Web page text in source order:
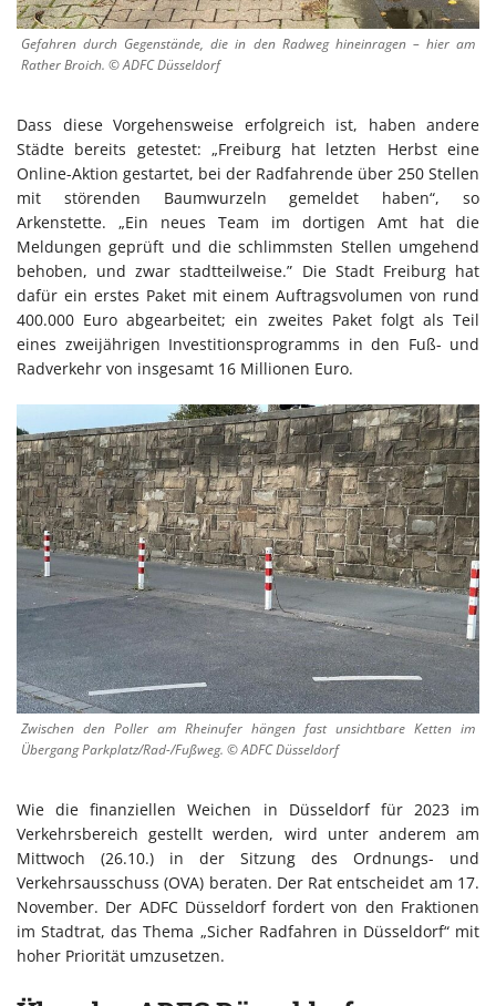
Gefahren durch Gegenstände, die in den Radweg hineinragen – hier am
Rather Broich. © ADFC Düsseldorf
Dass diese Vorgehensweise erfolgreich ist, haben andere
Städte bereits getestet: „Freiburg hat letzten Herbst eine
Online-Aktion gestartet, bei der Radfahrende über 250 Stellen
mit störenden Baumwurzeln gemeldet haben“, so
Arkenstette. „Ein neues Team im dortigen Amt hat die
Meldungen geprüft und die schlimmsten Stellen umgehend
behoben, und zwar stadtteilweise.” Die Stadt Freiburg hat
dafür ein erstes Paket mit einem Auftragsvolumen von rund
400.000 Euro abgearbeitet; ein zweites Paket folgt als Teil
eines zweijährigen Investitionsprogramms in den Fuß- und
Radverkehr von insgesamt 16 Millionen Euro.
Zwischen den Poller am Rheinufer hängen fast unsichtbare Ketten im
Übergang Parkplatz/Rad-/Fußweg. © ADFC Düsseldorf
Wie die finanziellen Weichen in Düsseldorf für 2023 im
Verkehrsbereich gestellt werden, wird unter anderem am
Mittwoch (26.10.) in der Sitzung des Ordnungs- und
Verkehrsausschuss (OVA) beraten. Der Rat entscheidet am 17.
November. Der ADFC Düsseldorf fordert von den Fraktionen
im Stadtrat, das Thema „Sicher Radfahren in Düsseldorf“ mit
hoher Priorität umzusetzen.